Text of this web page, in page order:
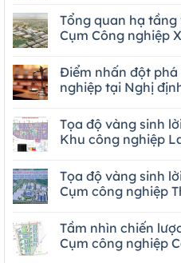
Tổng quan hạ
Cụm Công nghiệp
Điểm nhấn đột
nghiệp tại Nghị
Tọa độ vàng sinh
Khu công nghiệp
Tọa độ vàng sinh
Cụm công nghiệp
Tầm nhìn chiến
Cụm công nghiệp